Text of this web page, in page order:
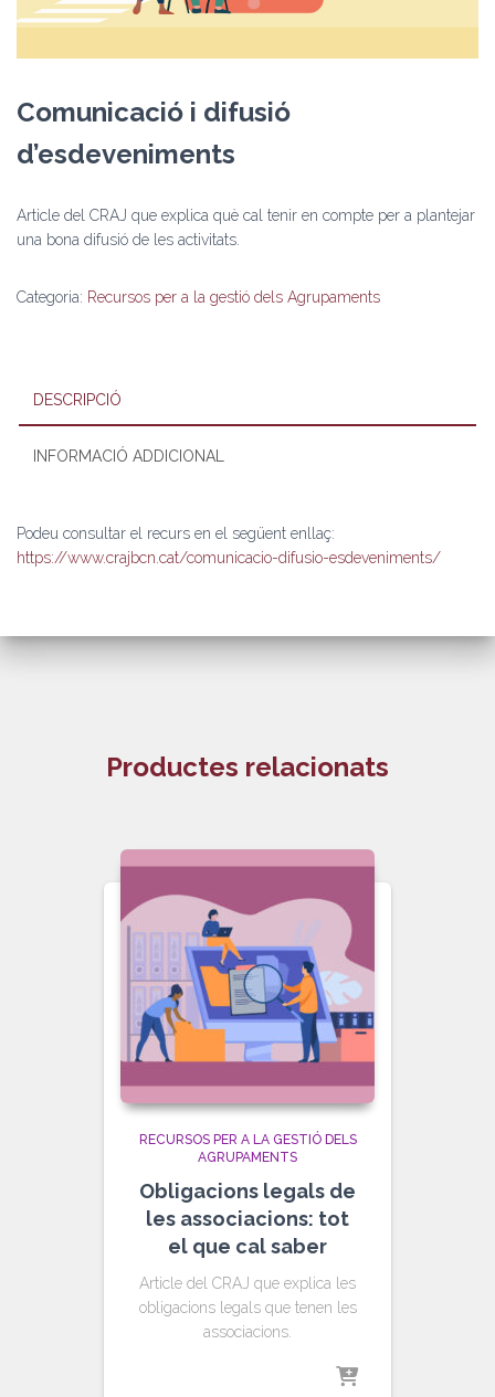
Comunicació i difusió
d’esdeveniments
Article del CRAJ que explica què cal tenir en compte per a plantejar
una bona difusió de les activitats.
Categoria: Recursos per a la gestió dels Agrupaments
DESCRIPCIÓ
INFORMACIÓ ADDICIONAL
Podeu consultar el recurs en el següent enllaç:
https://www.crajbcn.cat/comunicacio-difusio-esdeveniments/
Productes relacionats
RECURSOS PER A LA GESTIÓ DELS
AGRUPAMENTS
Obligacions legals de
les associacions: tot
el que cal saber
Article del CRAJ que explica les
obligacions legals que tenen les
associacions.